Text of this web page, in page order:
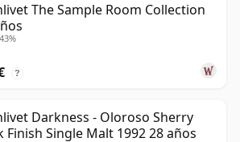
The Sample Room Collection
?
Darkness - Oloroso Sherry
Finish Single Malt 1992 28 años